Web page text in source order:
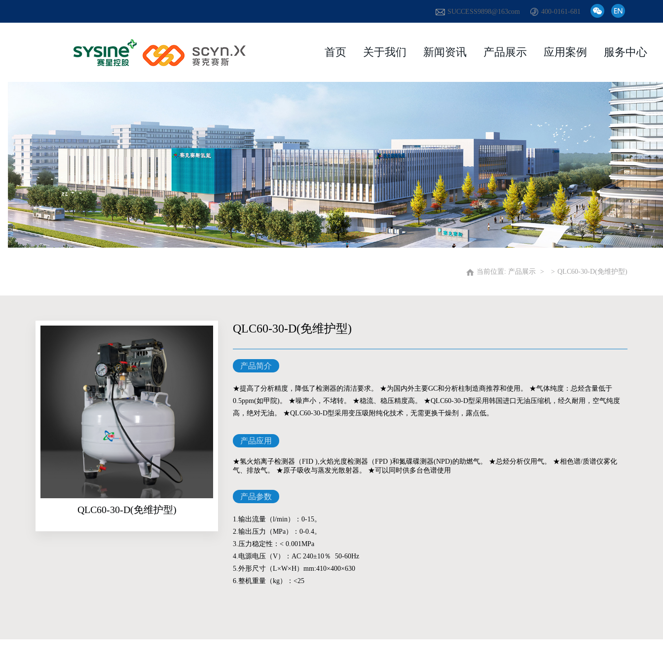
SUCCESS9898@163com 400-0161-681
首页 关于我们 新闻资讯 产品展示 应用案例 服务中心
当前位置: 产品展示 QLC60-30-D(免维护型)
QLC60-30-D(免维护型)
QLC60-30-D(免维护型)
产品简介
★提高了分析精度，降低了检测器的清洁要求。 ★为国内外主要GC和分析柱制造商推荐和使用。 ★气体纯度：总烃含量低于
0.5ppm(如甲院)。 ★噪声小，不堵转。 ★稳流、稳压精度高。 ★QLC60-30-D型采用韩国进口无油压缩机，经久耐用，空气纯度
高，绝对无油。 ★QLC60-30-D型采用变压吸附纯化技术，无需更换干燥剂，露点低。
产品应用
★氢火焰离子检测器（FID ),火焰光度检测器（FPD )和氮碟碟测器(NPD)的助燃气。 ★总烃分析仪用气。 ★相色谱/质谱仪雾化
气、排放气。 ★原子吸收与蒸发光散射器。 ★可以同时供多台色谱使用
产品参数
1.输出流量（l/min）：0-15。
2.输出压力（MPa）：0-0.4。
3.压力稳定性：< 0.001MPa
4.电源电压（V）：AC 240±10％ 50-60Hz
5.外形尺寸（L×W×H）mm:410×400×630
6.整机重量（kg）：<25